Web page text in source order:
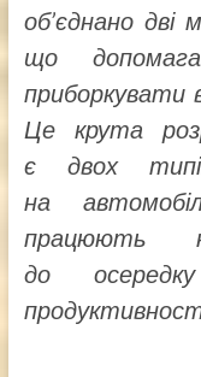
об’єднано дві
що
приборкувати
Це крута
є двох
на
працюють
до